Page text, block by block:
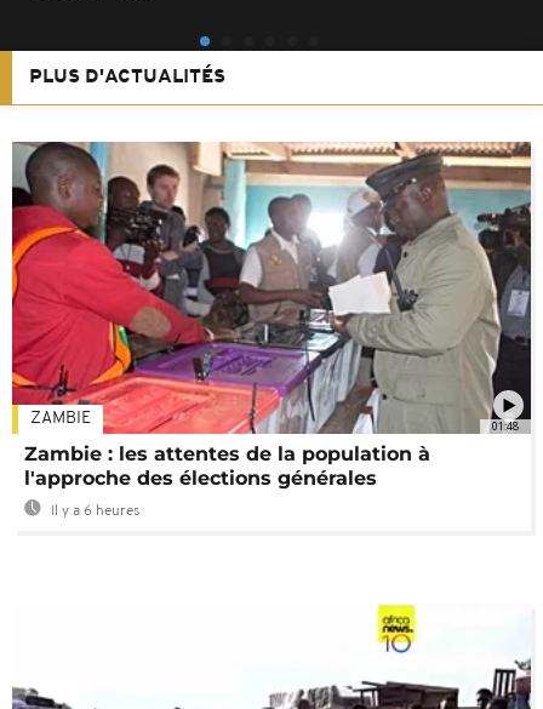
PLUS D'ACTUALITÉS
01:48
ZAMBIE
Zambie : les attentes de la population à
l'approche des élections générales
Il y a 6 heures